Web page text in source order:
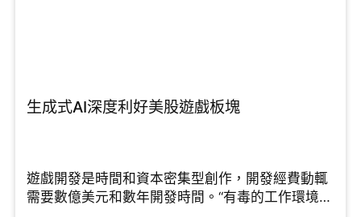
生成式AI深度利好美股遊戲板塊
遊戲開發是時間和資本密集型創作，開發經費動輒
需要數億美元和數年開發時間。“有毒的工作環境和